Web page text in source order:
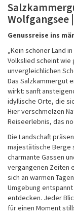
Wolfgangsee
Genussreise ins
„Kein schöner Land
Volkslied scheint wie
unvergleichlichen
Das Salzkammergut
wirkt: sanft
idyllische Orte, die
Hier verschmelzen
Reiseerlebnis, das
Die Landschaft
majestätische Berge
charmante Gassen
vergangenen Zeiten
sich an warmen
Umgebung
entdecken. Jeder
für einen Moment